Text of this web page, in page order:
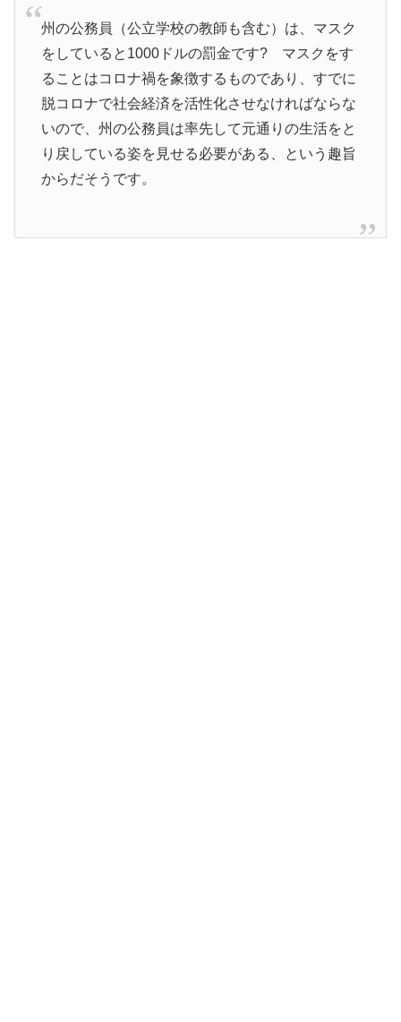
州の公務員（公立学校の教師も含む）は、マスク
をしていると1000ドルの罰金です? マスクをす
ることはコロナ禍を象徴するものであり、すでに
脱コロナで社会経済を活性化させなければならな
いので、州の公務員は率先して元通りの生活をと
り戻している姿を見せる必要がある、という趣旨
からだそうです。